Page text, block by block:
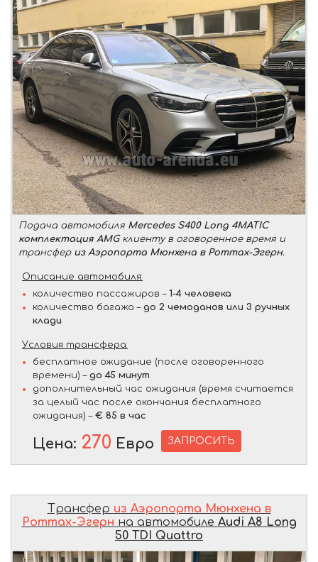
Подача автомобиля Mercedes S400 Long 4MATIC
комплектация AMGклиенту в оговоренное время и
трансфер из Аэропорта Мюнхена в Роттах-Эгерн.
Описание автомобиля:
количество пассажиров – 1-4 человека
количество багажа – до 2 чемоданов или 3 ручных
клади
Условия трансфера:
бесплатное ожидание (после оговоренного
времени) – до 45 минут
дополнительный час ожидания (время считается
за целый час после окончания бесплатного
ожидания) – € 85 в час
Цена: 270 Евро ЗАПРОСИТЬ
Трансфер из Аэропорта Мюнхена в
Роттах-Эгерн на автомобиле Audi A8 Long
50 TDI Quattro